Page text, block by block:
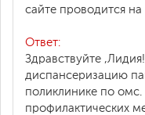
сайте проводится
Ответ:
Здравствуйте
диспансеризацию
поликлинике по
профилактических